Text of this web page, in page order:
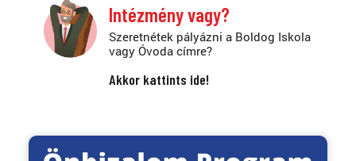
Intézmény vagy?
Szeretnétek pályázni a Boldog Iskola
vagy Óvoda címre?
Akkor kattints ide!